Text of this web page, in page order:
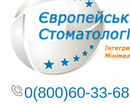
0(800)60-33-68